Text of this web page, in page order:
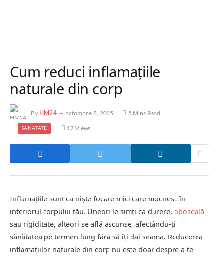
Cum reduci inflamațiile
naturale din corp
By HM24 octombrie 8, 2025 5 Mins Read
SĂNĂTATE 17Views
Inflamațiile sunt ca niște focare mici care mocnesc în
interiorul corpului tău. Uneori le simți ca durere, oboseală
sau rigiditate, alteori se află ascunse, afectându-ți
sănătatea pe termen lung fără să îți dai seama. Reducerea
inflamațiilor naturale din corp nu este doar despre a te